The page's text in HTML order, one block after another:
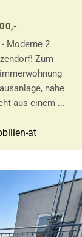
Moderne 2
Zum
nahe
aus einem ...
at